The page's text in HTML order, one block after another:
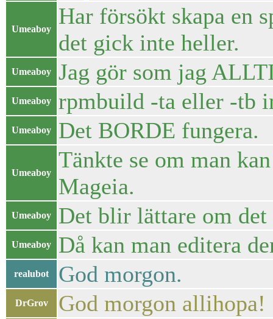
Umeaboy
Har försökt skapa en
det gick inte heller.
Umeaboy Jag gör som jag
Umeaboy rpmbuild -ta eller -tb
Umeaboy Det BORDE fungera.
Umeaboy
Tänkte se om man
Mageia.
Umeaboy Det blir lättare om
Umeaboy Då kan man editera
realubot God morgon.
DrGrov God morgon allihopa!